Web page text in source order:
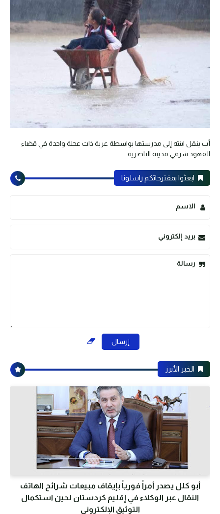
أب ينقل ابنته إلى مدرستها بواسطة عربة ذات عجلة واحدة في قضاء
الفهود شرقي مدينة الناصرية
ابعثوا بمقترحاتكم راسلونا
الاسم
بريد إلكتروني
رسالة
الخبر الأبرز
أبو كلل يصدر أمراً فورياً بإيقاف مبيعات شرائح الهاتف
النقال عبر الوكلاء في إقليم كردستان لحين استكمال
التوثيق الإلكتروني